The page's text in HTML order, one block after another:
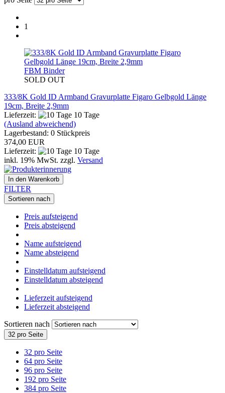
1
FBM Binder
SOLD OUT
333/8K Gold ID Armband Gravurplatte Figaro Gelbgold Länge
19cm, Breite 2,9mm
Lieferzeit:
10 Tage
(Ausland abweichend)
Lagerbestand: 0 Stückpreis
374,00 EUR
Lieferzeit:
10 Tage
inkl. 19% MwSt. zzgl. Versand
In den Warenkorb
FILTER
Sortieren nach
Preis aufsteigend
Preis absteigend
Name aufsteigend
Name absteigend
Einstelldatum aufsteigend
Einstelldatum absteigend
Lieferzeit aufsteigend
Lieferzeit absteigend
Sortieren nach
32 pro Seite
32 pro Seite
64 pro Seite
96 pro Seite
192 pro Seite
384 pro Seite